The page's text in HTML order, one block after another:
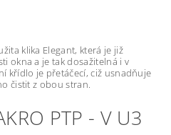
klika Elegant, která je již
okna a je tak dosažitelná i v
křídlo je přetáčecí, ciž usnadňuje
čistit z obou stran.
PTP - V U3